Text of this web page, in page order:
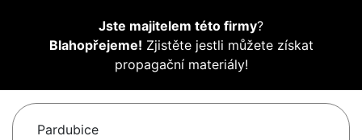
Jste majitelem této firmy?
Blahopřejeme! Zjistěte jestli můžete získat
propagační materiály!
Pardubice